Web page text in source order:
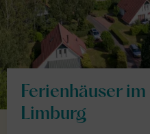
Ferienhäuser
Limburg